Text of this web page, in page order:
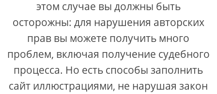
этом случае вы должны быть
осторожны: для нарушения авторских
прав вы можете получить много
проблем, включая получение судебного
процесса. Но есть способы заполнить
сайт иллюстрациями, не нарушая закон